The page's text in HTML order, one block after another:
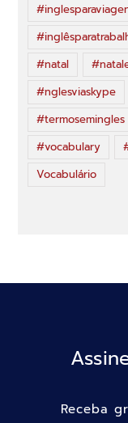
#natal
#nglesviaskype
#termosemingles
#vocabulary
Vocabulário
Receba